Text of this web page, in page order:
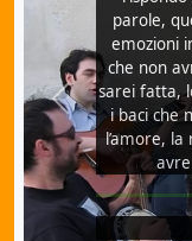
parole,
emozioni
che non
sarei fatta,
i baci che
l’amore,
Previous